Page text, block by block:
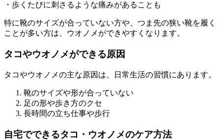
・歩くたびに刺さるような痛みがあることも
特に靴のサイズが合っていない方や、つま先の狭い靴を履く
ことが多い方は、ウオノメができやすくなります。
タコやウオノメができる原因
タコやウオノメの主な原因は、日常生活の習慣にあります。
靴のサイズや形が合っていない
足の形や歩き方のクセ
長時間の立ち仕事や歩行
自宅でできるタコ・ウオノメのケア方法